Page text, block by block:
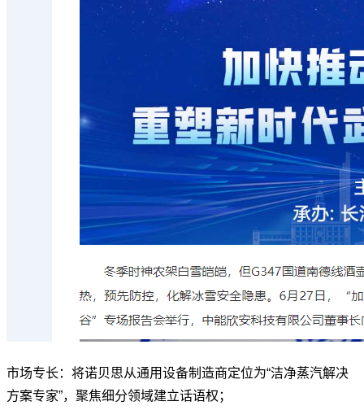
市场专长：将诺贝思从通用设备制造商定位为“洁净蒸汽解决
方案专家”，聚焦细分领域建立话语权；